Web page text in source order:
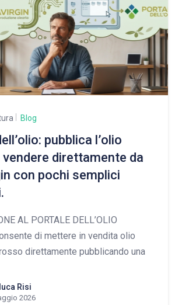
Blog
pubblica l’olio
direttamente da
con pochi semplici
AL PORTALE DELL’OLIO
di mettere in vendita olio
direttamente pubblicando una
Risi
2026